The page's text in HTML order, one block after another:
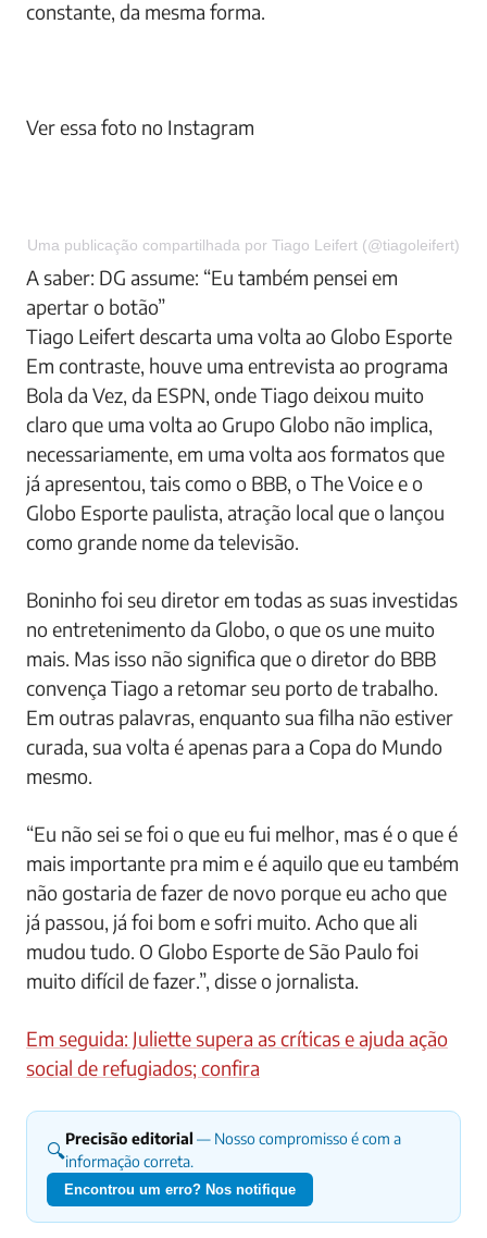
constante, da mesma forma.
Ver essa foto no Instagram
Uma publicação compartilhada por Tiago Leifert (@tiagoleifert)
A saber: DG assume: “Eu também pensei em
apertar o botão”
Tiago Leifert descarta uma volta ao Globo Esporte
Em contraste, houve uma entrevista ao programa
Bola da Vez, da ESPN, onde Tiago deixou muito
claro que uma volta ao Grupo Globo não implica,
necessariamente, em uma volta aos formatos que
já apresentou, tais como o BBB, o The Voice e o
Globo Esporte paulista, atração local que o lançou
como grande nome da televisão.
Boninho foi seu diretor em todas as suas investidas
no entretenimento da Globo, o que os une muito
mais. Mas isso não significa que o diretor do BBB
convença Tiago a retomar seu porto de trabalho.
Em outras palavras, enquanto sua filha não estiver
curada, sua volta é apenas para a Copa do Mundo
mesmo.
“Eu não sei se foi o que eu fui melhor, mas é o que é
mais importante pra mim e é aquilo que eu também
não gostaria de fazer de novo porque eu acho que
já passou, já foi bom e sofri muito. Acho que ali
mudou tudo. O Globo Esporte de São Paulo foi
muito difícil de fazer.”, disse o jornalista.
Em seguida: Juliette supera as críticas e ajuda ação
social de refugiados; confira
🔍Precisão editorial — Nosso compromisso é com a
informação correta.
Encontrou um erro? Nos notifique